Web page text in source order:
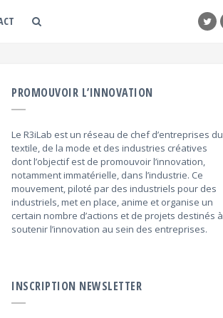
PROMOUVOIR L’INNOVATION
Le R3iLab est un réseau de chef d’entreprises du
textile, de la mode et des industries créatives
dont l’objectif est de promouvoir l’innovation,
notamment immatérielle, dans l’industrie. Ce
mouvement, piloté par des industriels pour des
industriels, met en place, anime et organise un
certain nombre d’actions et de projets destinés à
soutenir l’innovation au sein des entreprises.
INSCRIPTION NEWSLETTER